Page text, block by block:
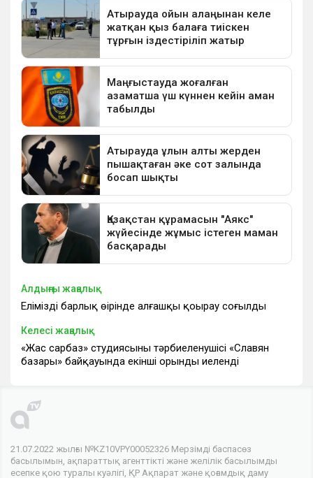
Алдыңғы жаңалық
Еліміздің барлық өңірінде алғашқы қоңырау соғылды
Келесі жаңалық
«Жас сарбаз» студиясының тәрбиеленушісі «Славян
базары» байқауында екінші орынды иеленді
21.07.2022 жылғы №KZ10VPY00052326 Мерзімді баспасөз
басылымын, ақпараттық агенттікті және желілік басылымды
есепке қою туралы куәлігі, ҚР Ақпарат және қоғамдық даму